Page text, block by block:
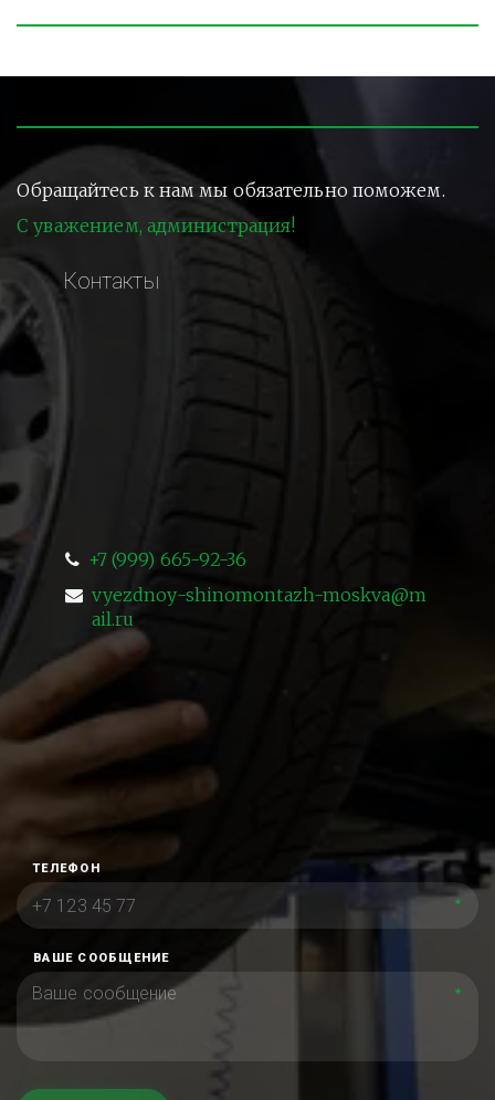
Обращайтесь к нам мы обязательно поможем.
С уважением, администрация!
Контакты
+7 (999) 665-92-36
vyezdnoy-shinomontazh-moskva@m
ail.ru
ТЕЛЕФОН
*
ВАШЕ СООБЩЕНИЕ
*